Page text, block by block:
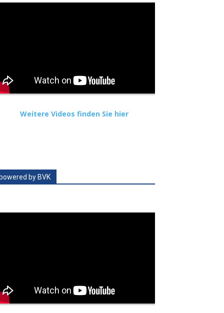
Weitere Videos finden Sie hier
by BVK